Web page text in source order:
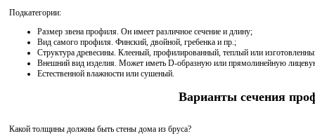
Подкатегории:
Размер звена профиля. Он имеет различное сечение и длину;
Вид самого профиля. Финский, двойной, гребенка и пр.;
Структура древесины. Клееный, профилированный, теплый или
Внешний вид изделия. Может иметь D-образную или прямолинейную
Естественной влажности или сушеный.
Варианты сечения
Какой толщины должны быть стены дома из бруса?